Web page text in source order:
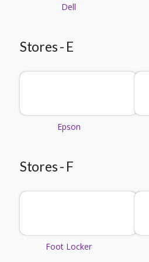
Dell
Stores - E
Epson
Stores - F
Foot Locker